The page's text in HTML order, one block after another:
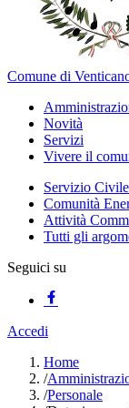
Comune di
Novità
Servizi
Vivere il
Servizio
Comunità
Attività
Tutti gli
Seguici su
Accedi
Home
/
/Personale